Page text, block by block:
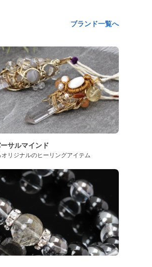
ブランド一覧へ
サルマインド
リジナルのヒーリングアイテム